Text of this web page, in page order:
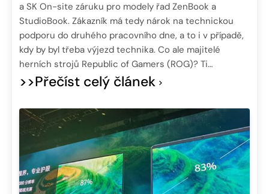
a SK On-site záruku pro modely řad ZenBook a
StudioBook. Zákazník má tedy nárok na technickou
podporu do druhého pracovního dne, a to i v případě,
kdy by byl třeba výjezd technika. Co ale majitelé
herních strojů Republic of Gamers (ROG)? Ti…
>>Přečíst celý článek